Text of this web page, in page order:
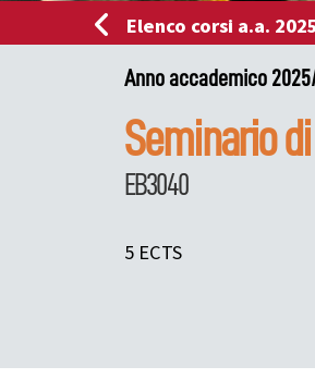
Elenco corsi a.a.
Anno accademico
Seminario
EB3040
5 ECTS